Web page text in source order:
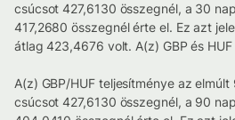
csúcsot 427,6130 összegnél, a 30
417,2680 összegnél érte el. Ez azt
átlag 423,4676 volt. A(z) GBP és
A(z) GBP/HUF teljesítménye az
csúcsot 427,6130 összegnél, a 90